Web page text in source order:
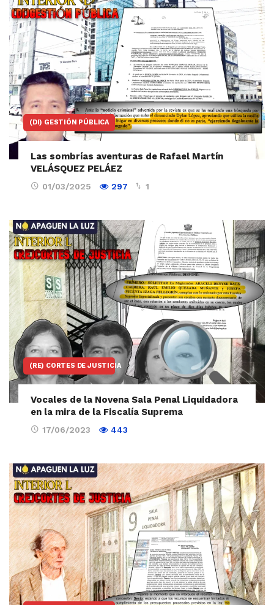
(DI) GESTIÓN PÚBLICA
Las sombrías aventuras de Rafael Martín
VELÁSQUEZ PELÁEZ
01/03/2025 297 1
(RE) CORTES DE JUSTICIA
Vocales de la Novena Sala Penal Liquidadora
en la mira de la Fiscalía Suprema
17/06/2023 443